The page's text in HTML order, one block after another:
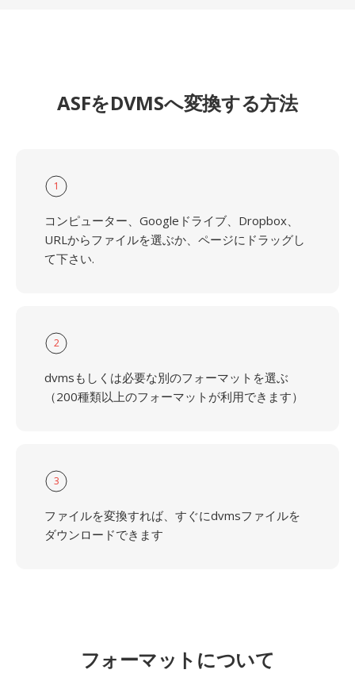
ASFをDVMSへ変換する方法
1
コンピューター、Googleドライブ、Dropbox、
URLからファイルを選ぶか、ページにドラッグし
て下さい.
2
dvmsもしくは必要な別のフォーマットを選ぶ
（200種類以上のフォーマットが利用できます）
3
ファイルを変換すれば、すぐにdvmsファイルを
ダウンロードできます
フォーマットについて